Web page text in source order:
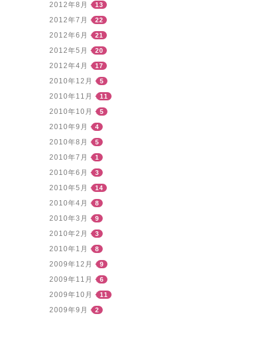
2012年8月 13
2012年7月 22
2012年6月 21
2012年5月 20
2012年4月 17
2010年12月 5
2010年11月 11
2010年10月 5
2010年9月 4
2010年8月 5
2010年7月 1
2010年6月 3
2010年5月 14
2010年4月 8
2010年3月 9
2010年2月 3
2010年1月 8
2009年12月 9
2009年11月 6
2009年10月 11
2009年9月 2